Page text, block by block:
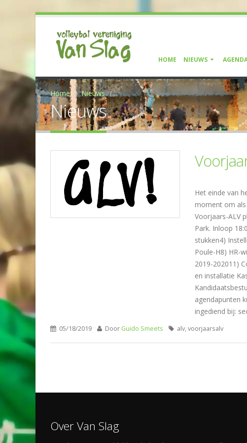
HOME NIEUWS
Home Nieuws
Nieuws
Het einde van
moment om als
Voorjaars-ALV
Park. Inloop
stukken4)
Poule-H8) HR-
2019-202011)
en installatie
agendapunten
ingediend bij:
05/18/2019 Door Guido Smeets alv, voorjaarsalv
Over Van Slag